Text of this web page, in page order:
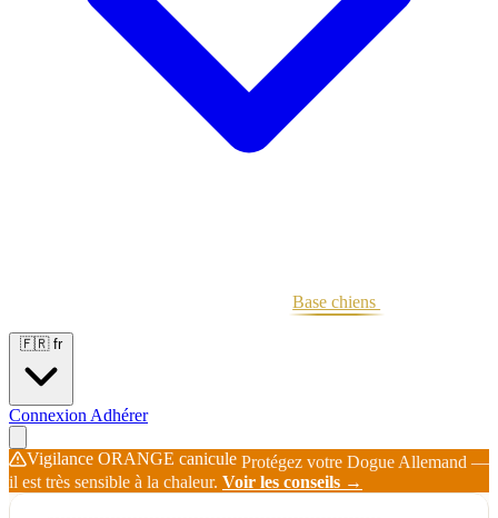
Base chiens
🇫🇷 fr
Connexion Adhérer
Vigilance ORANGE canicule Protégez votre Dogue Allemand —
il est très sensible à la chaleur. Voir les conseils →